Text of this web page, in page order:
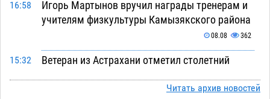
16:58
Игорь Мартынов вручил награды тренерам и
учителям физкультуры Камызякского района
08.08 362
15:32
Ветеран из Астрахани отметил столетний
Читать архив новостей